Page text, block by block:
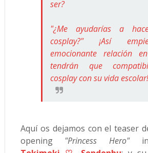
ser?
"¿Me ayudarías a
cosplay?" ¡Así
emocionante relación
tendrán que
cosplay con su vida escolar!
Aquí os dejamos con el teaser
opening "Princess Hero"